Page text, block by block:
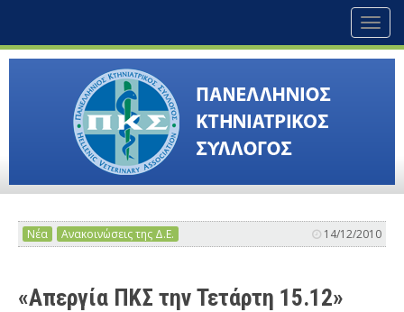
Νέα Ανακοινώσεις της Δ.Ε. 14/12/2010
«Απεργία ΠΚΣ την Τετάρτη 15.12»